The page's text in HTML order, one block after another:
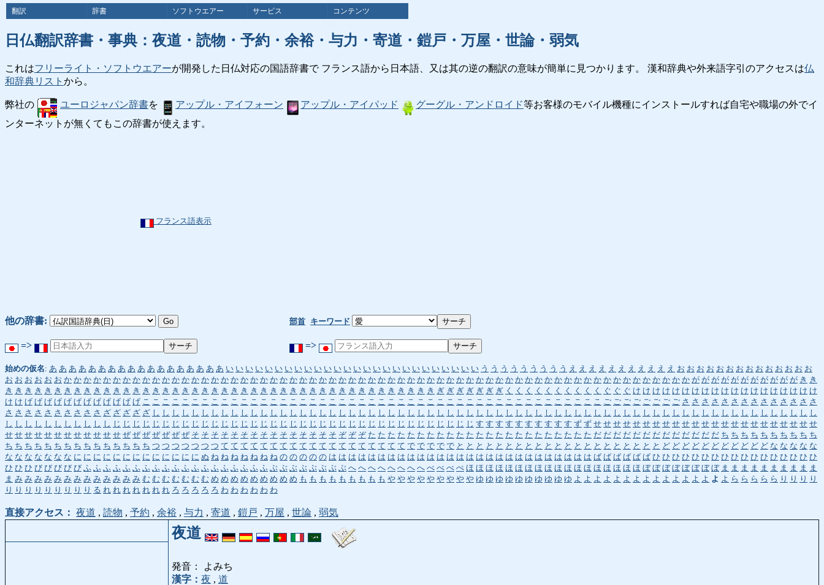
翻訳 辞書 ソフトウエアー サービス コンテンツ
日仏翻訳辞書・事典：夜道・読物・予約・余裕・与力・寄道・鎧戸・万屋・世論・弱気
これはフリーライト・ソフトウエアーが開発した日仏対応の国語辞書で フランス語から日本語、又は其の逆の翻訳の意味が簡単に見つかります。 漢和辞典や外来語字引のアクセスは仏
和辞典リスト から。
弊社の ユーロジャパン辞書を アップル・アイフォーン アップル・アイパッド グーグル・アンドロイド等お客様のモバイル機種にインストールすれば自宅や職場の外でイ
ンターネットが無くてもこの辞書が使えます。
フランス語表示
他の辞書: 部首 キーワード
=> =>
始めの仮名: あ あ あ あ あ あ あ あ あ あ あ あ あ あ あ あ あ あ い い い い い い い い い い い い い い い い い い い い い い い い い い う う う う う う う う う え え え え え え え え え え え お お お お お お お お お お お お お お
お お お お お お か か か か か か か か か か か か か か か か か か か か か か か か か か か か か か か か か か か か か か か か か か か か か か か か か か か か か か か か か か か か か か か か が が が が が が が が が が が き き
き き き き き き き き き き き き き き き き き き き き き き き き き き き き き き き き き き き き き き き き き き き き ぎ ぎ ぎ ぎ ぎ ぎ ぎ く く く く く く く く く く ぐ ぐ ぐ け け け け け け け け け け け け け け け け け け け
け け げ げ げ げ げ げ げ げ げ げ げ げ こ こ こ こ こ こ こ こ こ こ こ こ こ こ こ こ こ こ こ こ こ こ こ こ こ こ こ こ こ こ こ こ こ こ こ こ こ こ こ こ こ こ こ こ こ こ こ ご ご ご ご ご ご ご ご さ さ さ さ さ さ さ さ さ さ さ さ さ さ
さ さ さ さ さ さ さ さ さ さ ざ ざ ざ ざ ざ し し し し し し し し し し し し し し し し し し し し し し し し し し し し し し し し し し し し し し し し し し し し し し し し し し し し し し し し し し し し し し し し し し し し
し し し し し し し し し し し じ じ じ じ じ じ じ じ じ じ じ じ じ じ じ じ じ じ じ じ じ じ じ じ じ じ じ じ じ じ じ じ じ じ じ じ じ す す す す す す す す す す ず ず せ せ せ せ せ せ せ せ せ せ せ せ せ せ せ せ せ せ せ せ せ せ せ
せ せ せ せ せ せ せ せ せ せ せ せ ぜ ぜ ぜ ぜ ぜ ぜ ぜ そ そ そ そ そ そ そ そ そ そ そ そ そ そ そ ぞ ぞ ぞ た た た た た た た た た た た た た た た た た た た た た た た だ だ だ だ だ だ だ だ だ だ だ だ だ ち ち ち ち ち ち ち ち ち ち
ち ち ち ち ち ち ち ち ち ち ち ち ち ち ち つ つ つ つ つ つ つ て て て て て て て て て て て て て て て て て て て で で で で で と と と と と と と と と と と と と と と と と と と と と ど ど ど ど ど ど ど ど ど ど ど な な な な な
な な な な な な な に に に に に に に に に に に に に ぬ ね ね ね ね ね ね ね の の の の の は は は は は は は は は は は は は は は は は は は は は は は は は は は ば ば ば ば ば ば ひ ひ ひ ひ ひ ひ ひ ひ ひ ひ ひ ひ ひ ひ ひ ひ ひ
ひ ひ ひ び び び び び ふ ふ ふ ふ ふ ふ ふ ふ ふ ふ ふ ふ ふ ふ ふ ふ ふ ふ ふ ぶ ぶ ぶ ぶ ぶ ぶ ぶ ぶ へ へ へ へ へ へ へ へ べ べ べ ぺ ほ ほ ほ ほ ほ ほ ほ ほ ほ ほ ほ ほ ほ ほ ほ ほ ほ ほ ぼ ぼ ぼ ぼ ぼ ぼ ぼ ぼ ま ま ま ま ま ま ま ま ま ま
ま み み み み み み み み み み み み み む む む む む む む め め め め め め め め め も も も も も も も も も や や や や や や や や や ゆ ゆ ゆ ゆ ゆ ゆ ゆ ゆ ゆ ゆ よ よ よ よ よ よ よ よ よ よ よ よ よ よ よ よ ら ら ら ら ら り り り り
り り り り り り り り り る れ れ れ れ れ れ れ ろ ろ ろ ろ ろ わ わ わ わ わ わ
直接アクセス： 夜道 , 読物 , 予約 , 余裕 , 与力 , 寄道 , 鎧戸 , 万屋 , 世論 , 弱気
夜道
発音： よみち
漢字： 夜 , 道